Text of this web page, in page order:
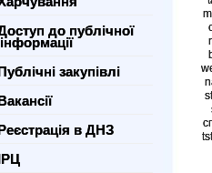
до публічної
закупівлі
в ДНЗ